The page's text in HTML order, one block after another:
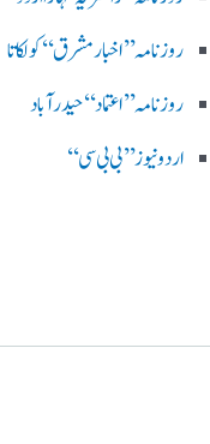
روزنامہ ’’اخبارمشرق‘‘ کولکاتا
روزنامہ ’’اعتماد‘‘ حیدرآباد
اردو نیوز ’’بی بی سی‘‘